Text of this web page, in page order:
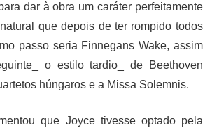
dar à obra um caráter perfeitamente
que depois de ter rompido todos
passo seria Finnegans Wake, assim
o estilo tardio_ de Beethoven
húngaros e a Missa Solemnis.
que Joyce tivesse optado pela